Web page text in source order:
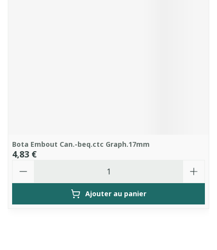
Bota Embout Can.-beq.ctc Graph.17mm
4,83 €
Ajouter au panier